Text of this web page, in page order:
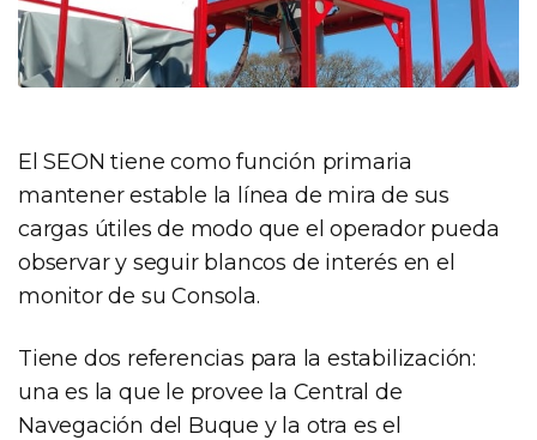
El SEON tiene como función primaria
mantener estable la línea de mira de sus
cargas útiles de modo que el operador pueda
observar y seguir blancos de interés en el
monitor de su Consola.
Tiene dos referencias para la estabilización:
una es la que le provee la Central de
Navegación del Buque y la otra es el